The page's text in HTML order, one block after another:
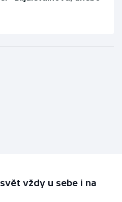
vždy u sebe i na